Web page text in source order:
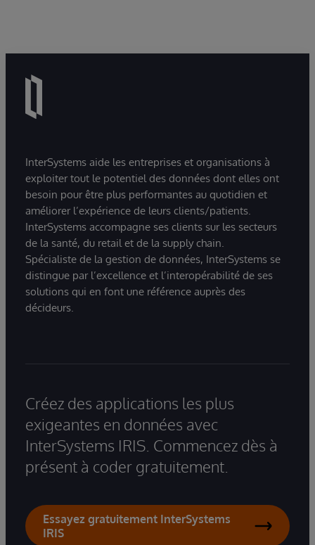
InterSystems aide les entreprises et organisations à
exploiter tout le potentiel des données dont elles ont
besoin pour être plus performantes au quotidien et
améliorer l’expérience de leurs clients/patients.
InterSystems accompagne ses clients sur les secteurs
de la santé, du retail et de la supply chain.
Spécialiste de la gestion de données, InterSystems se
distingue par l’excellence et l’interopérabilité de ses
solutions qui en font une référence auprès des
décideurs.
Créez des applications les plus
exigeantes en données avec
InterSystems IRIS. Commencez dès à
présent à coder gratuitement.
Essayez gratuitement InterSystems
IRIS